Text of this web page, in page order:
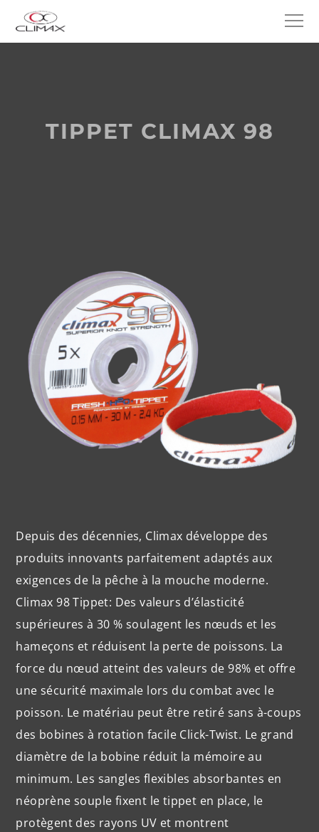
TIPPET CLIMAX 98
Depuis des décennies, Climax développe des
produits innovants parfaitement adaptés aux
exigences de la pêche à la mouche moderne.
Climax 98 Tippet: Des valeurs d’élasticité
supérieures à 30 % soulagent les nœuds et les
hameçons et réduisent la perte de poissons. La
force du nœud atteint des valeurs de 98% et offre
une sécurité maximale lors du combat avec le
poisson. Le matériau peut être retiré sans à-coups
des bobines à rotation facile Click-Twist. Le grand
diamètre de la bobine réduit la mémoire au
minimum. Les sangles flexibles absorbantes en
néoprène souple fixent le tippet en place, le
protègent des rayons UV et montrent